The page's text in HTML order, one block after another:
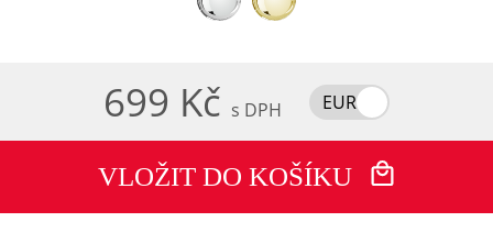
699 Kč s DPH EUR
VLOŽIT DO KOŠÍKU